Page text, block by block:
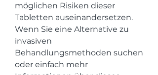
möglichen Risiken dieser
Tabletten auseinandersetzen.
Wenn Sie eine Alternative zu
invasiven
Behandlungsmethoden suchen
oder einfach mehr